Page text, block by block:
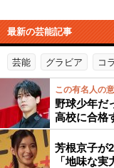
最新の芸能記事
芸能 グラビア コ
この有名人の
野球少年だ
高校に合格
芳根京子が
「地味な